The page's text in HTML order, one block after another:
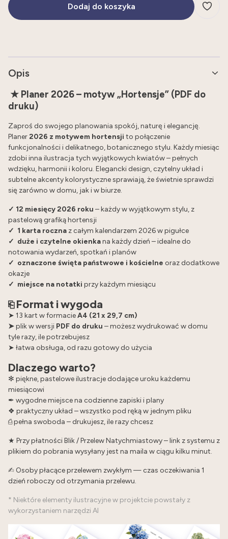
Dodaj do koszyka
Opis
★ Planer 2026 – motyw „Hortensje” (PDF do
druku)
Zaproś do swojego planowania spokój, naturę i elegancję.
Planer2026 z motywem hortensji to połączenie
funkcjonalności i delikatnego, botanicznego stylu. Każdy miesiąc
zdobi inna ilustracja tych wyjątkowych kwiatów – pełnych
wdzięku, harmonii i koloru. Elegancki design, czytelny układ i
subtelne akcenty kolorystyczne sprawiają, że świetnie sprawdzi
się zarówno w domu, jak i w biurze.
✓ 12 miesięcy 2026 roku – każdy w wyjątkowym stylu, z
pastelową grafiką hortensji
✓ 1 karta roczna z całym kalendarzem 2026 w pigułce
✓ duże i czytelne okienkana każdy dzień – idealne do
notowania wydarzeń, spotkań i planów
✓ oznaczone święta państwowe i kościelne oraz dodatkowe
okazje
✓ miejsce na notatki przy każdym miesiącu
⎗ Format i wygoda
➤ 13 kart w formacieA4 (21 x 29,7 cm)
➤plik w wersji PDF do druku – możesz wydrukować w domu
tyle razy, ile potrzebujesz
➤ łatwa obsługa, od razu gotowy do użycia
Dlaczego warto?
✻ piękne, pastelowe ilustracje dodające uroku każdemu
miesiącowi
✒︎ wygodne miejsce na codzienne zapiski i plany
❖ praktyczny układ – wszystko pod ręką w jednym pliku
⎙ pełna swoboda – drukujesz, ile razy chcesz
★ Przy płatności Blik / Przelew Natychmiastowy – link z systemu z
plikiem do pobrania wysyłany jest na maila w ciągu kilku minut.
✍︎ Osoby płacące przelewem zwykłym — czas oczekiwania 1
dzień roboczy od otrzymania przelewu.
* Niektóre elementy ilustracyjne w projektcie powstały z
wykorzystaniem narzędzi AI